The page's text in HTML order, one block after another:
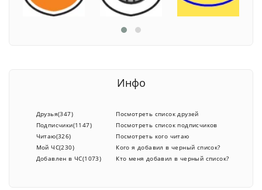
Инфо
Друзья(347)
Подписчики(1147)
Читаю(326)
Мой ЧС(230)
Добавлен в ЧС(1073)
Посмотреть список друзей
Посмотреть список подписчиков
Посмотреть кого читаю
Кого я добавил в черный список?
Кто меня добавил в черный список?